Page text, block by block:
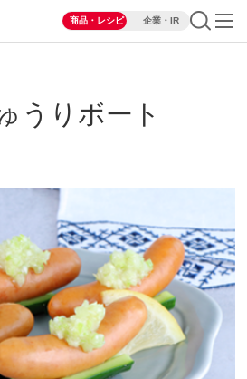
商品・レシピ 企業・IR
うりボート